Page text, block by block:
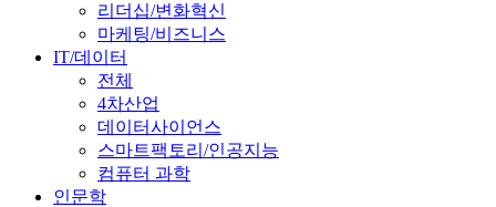
리더십/변화혁신
마케팅/비즈니스
IT/데이터
전체
4차산업
데이터사이언스
스마트팩토리/인공지능
컴퓨터 과학
인문학